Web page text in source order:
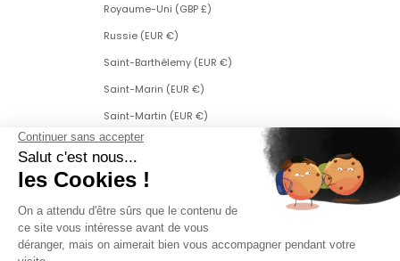
Royaume-Uni (GBP £)
Russie (EUR €)
Saint-Barthélemy (EUR €)
Saint-Marin (EUR €)
Saint-Martin (EUR €)
Saint-Martin (partie néerlandaise) (ANG ƒ)
Saint-Pierre-et-Miquelon (EUR €)
Singapour (SGD $)
Slovaquie (EUR €)